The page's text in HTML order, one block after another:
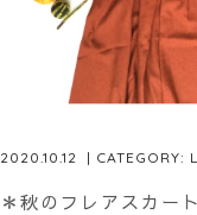
2020.10.12 | CATEGORY:
＊秋のフレアスカー